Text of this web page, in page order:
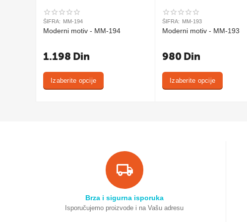
ŠIFRA: MM-194
Moderni motiv - MM-194
1.198 Din
Izaberite opcije
ŠIFRA: MM-193
Moderni motiv - MM-193
980 Din
Izaberite opcije
Brza i sigurna isporuka
Isporučujemo proizvode i na Vašu adresu